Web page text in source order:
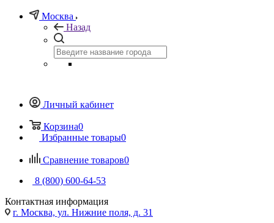
Москва
Назад
Личный кабинет
Корзина0
Избранные товары0
Сравнение товаров0
8 (800) 600-64-53
Контактная информация
г. Москва, ул. Нижние поля, д. 31